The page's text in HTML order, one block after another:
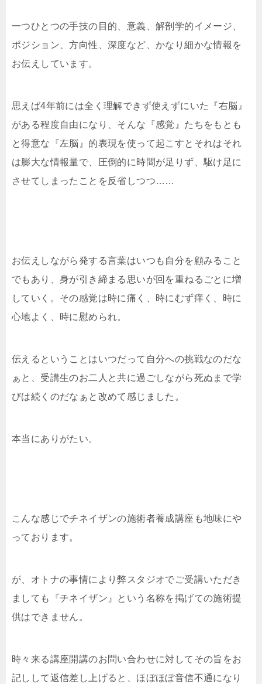
一つひとつの手技の目的、意義、解剖学的イメージ、
ポジション、方向性、深度など、かなり細かな情報を
お伝えしています。
思えば4年前には全く理解できず使えずにいた『右脳』
がある程度自由になり、そんな『感覚』たちをもとも
と得意な『左脳』的表現を使って起こすとそれはそれ
は膨大な情報量で、圧倒的に時間が足りず、駆け足に
させてしまったことを反省しつつ……
お伝えしながら発する言葉はいつも自分を顧みること
でもあり、身が引き締まる思いが回を重ねるごとに増
していく。その感覚は時に痛く、時にむず痒く、時に
心地よく、時に慰められ。
伝えるということはいつだって自分への挑戦なのだな
ぁと、受講生のお二人と共に過ごしながら死ぬまで学
びは続くのだなぁと改めて感じました。
本当にありがたい。
こんな感じでチネイザンの施術者養成講座も地味にや
っております。
が、オトナの事情により弊スタジオでご受講いただき
ましても『チネイザン』という名称を掲げての施術提
供はできません。
時々来る講座開講のお問い合わせに対してその旨をお
記しして返信差し上げると、ほぼほぼ音信不通になり